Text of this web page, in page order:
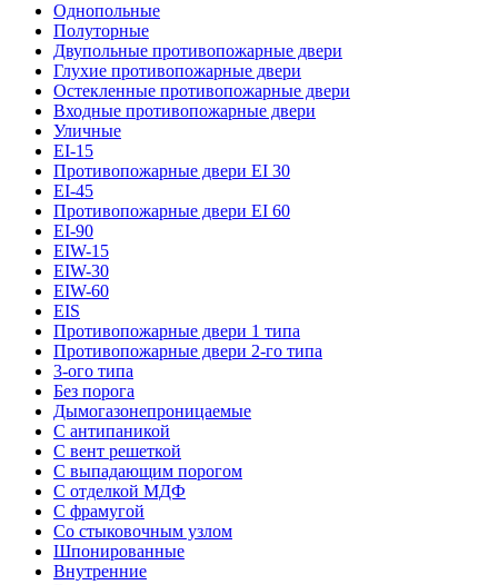
Однопольные
Полуторные
Двупольные противопожарные двери
Глухие противопожарные двери
Остекленные противопожарные двери
Входные противопожарные двери
Уличные
EI-15
Противопожарные двери EI 30
EI-45
Противопожарные двери EI 60
EI-90
EIW-15
EIW-30
EIW-60
EIS
Противопожарные двери 1 типа
Противопожарные двери 2-го типа
3-ого типа
Без порога
Дымогазонепроницаемые
С антипаникой
С вент решеткой
С выпадающим порогом
С отделкой МДФ
С фрамугой
Со стыковочным узлом
Шпонированные
Внутренние